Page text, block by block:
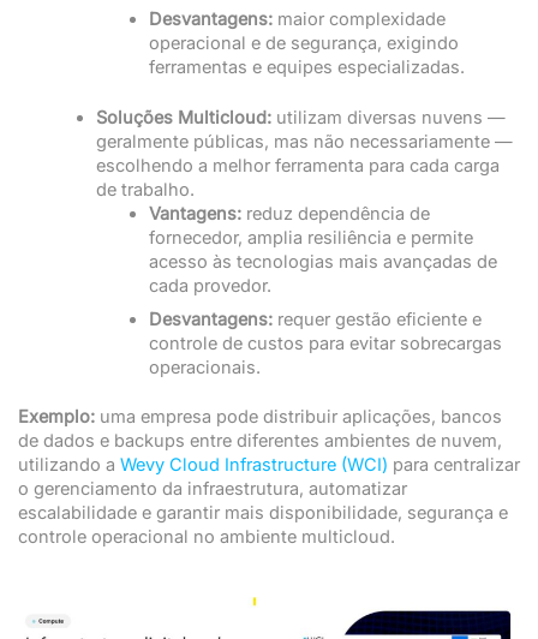
Desvantagens:maior complexidade
operacional e de segurança, exigindo
ferramentas e equipes especializadas.
Soluções Multicloud: utilizam diversas nuvens —
geralmente públicas, mas não necessariamente —
escolhendo a melhor ferramenta para cada carga
de trabalho.
Vantagens:reduz dependência de
fornecedor, amplia resiliência e permite
acesso às tecnologias mais avançadas de
cada provedor.
Desvantagens:requer gestão eficiente e
controle de custos para evitar sobrecargas
operacionais.
Exemplo: uma empresa pode distribuir aplicações, bancos
de dados e backups entre diferentes ambientes de nuvem,
utilizando a Wevy Cloud Infrastructure (WCI) para centralizar
o gerenciamento da infraestrutura, automatizar
escalabilidade e garantir mais disponibilidade, segurança e
controle operacional no ambiente multicloud.